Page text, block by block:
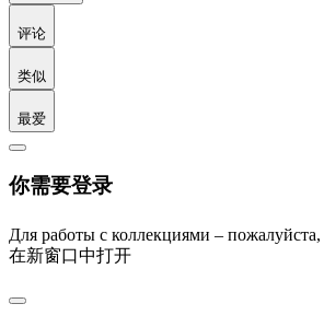
评论
类似
最爱
你需要登录
Для работы с коллекциями – пожалуйста,
在新窗口中打开